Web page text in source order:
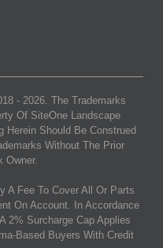
- 2026. The Trademarks
Of SiteOne Landscape
Herein Should Be Construed
Without The Prior
Owner.
A Fee To Cover All Or Parts
On Account. In Accordance
2% Surcharge Cap Applies
Based Buyers With Credit